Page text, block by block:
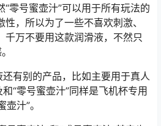
零号蜜壶汁”可以用于所有玩法的
，所以为了一些不喜欢刺激、
千万不要用这款润滑液，不然只
还有别的产品，比如主要用于真人
“零号蜜壶汁”同样是飞机杯专用
汁”。